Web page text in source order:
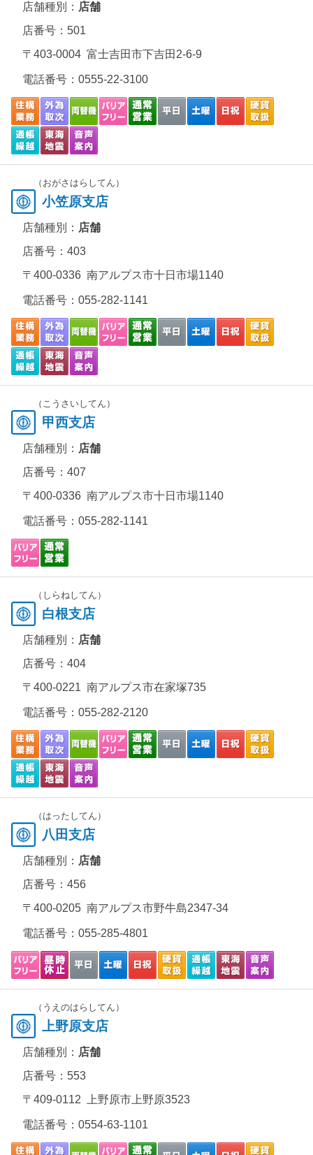
店舗種別： 店舗
店番号：501
〒403-0004 富士吉田市下吉田2-6-9
電話番号： 0555-22-3100
（おがさはらしてん）
小笠原支店
店舗種別： 店舗
店番号：403
〒400-0336 南アルプス市十日市場1140
電話番号： 055-282-1141
（こうさいしてん）
甲西支店
店舗種別： 店舗
店番号：407
〒400-0336 南アルプス市十日市場1140
電話番号： 055-282-1141
（しらねしてん）
白根支店
店舗種別： 店舗
店番号：404
〒400-0221 南アルプス市在家塚735
電話番号： 055-282-2120
（はったしてん）
八田支店
店舗種別： 店舗
店番号：456
〒400-0205 南アルプス市野牛島2347-34
電話番号： 055-285-4801
（うえのはらしてん）
上野原支店
店舗種別： 店舗
店番号：553
〒409-0112 上野原市上野原3523
電話番号： 0554-63-1101